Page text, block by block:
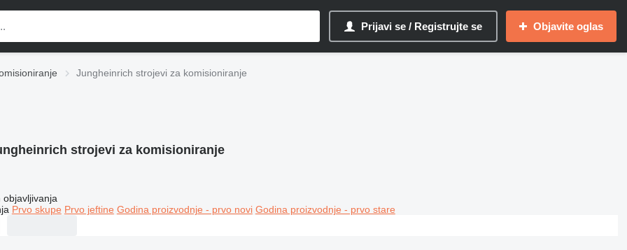
Prijavi se / Registrujte se Objavite oglas
Jungheinrich strojevi za komisioniranje
strojevi za komisioniranje
objavljivanja
Prvo skupe Prvo jeftine Godina proizvodnje - prvo novi Godina proizvodnje - prvo stare